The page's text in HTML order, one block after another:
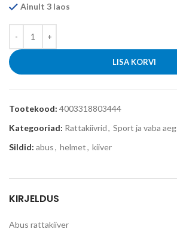
Ainult 3 laos
LISA KORVI
Tootekood: 4003318803444
Kategooriad: Rattakiivrid, Sport ja vaba aeg
Sildid: abus, helmet, kiiver
KIRJELDUS
Abus rattakiiver